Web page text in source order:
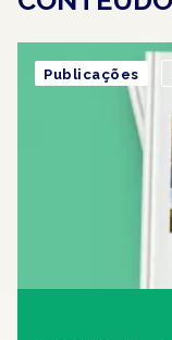
Publicações